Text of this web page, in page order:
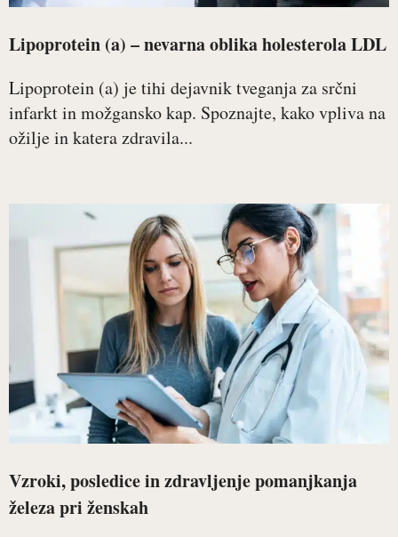
Lipoprotein (a) – nevarna oblika holesterola LDL
Lipoprotein (a) je tihi dejavnik tveganja za srčni
infarkt in možgansko kap. Spoznajte, kako vpliva na
ožilje in katera zdravila...
Vzroki, posledice in zdravljenje pomanjkanja
železa pri ženskah